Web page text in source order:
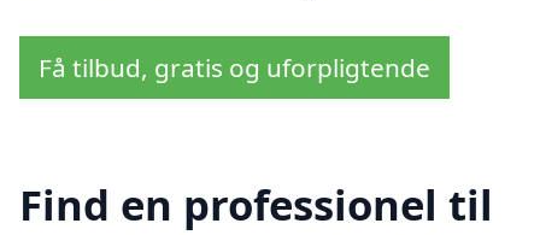
Få tilbud, gratis og uforpligtende
Find en professionel til